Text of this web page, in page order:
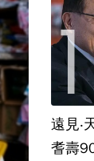
遠見‧
耆壽